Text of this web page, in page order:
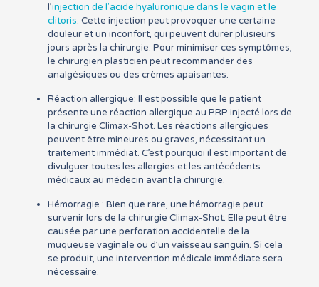
l’injection de l’acide hyaluronique dans le vagin et le
clitoris. Cette injection peut provoquer une certaine
douleur et un inconfort, qui peuvent durer plusieurs
jours après la chirurgie. Pour minimiser ces symptômes,
le chirurgien plasticien peut recommander des
analgésiques ou des crèmes apaisantes.
Réaction allergique: Il est possible que le patient
présente une réaction allergique au PRP injecté lors de
la chirurgie Climax-Shot. Les réactions allergiques
peuvent être mineures ou graves, nécessitant un
traitement immédiat. C’est pourquoi il est important de
divulguer toutes les allergies et les antécédents
médicaux au médecin avant la chirurgie.
Hémorragie : Bien que rare, une hémorragie peut
survenir lors de la chirurgie Climax-Shot. Elle peut être
causée par une perforation accidentelle de la
muqueuse vaginale ou d’un vaisseau sanguin. Si cela
se produit, une intervention médicale immédiate sera
nécessaire.